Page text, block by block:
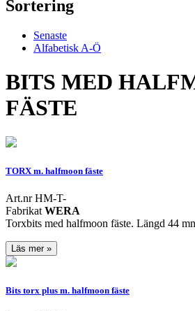
Sortering
Senaste
Alfabetisk A-Ö
BITS MED
FÄSTE
TORX m. halfmoon fäste
Art.nr HM-T-
Fabrikat WERA
Torxbits med halfmoon fäste. Längd 44
Läs mer »
Bits torx plus m. halfmoon fäste